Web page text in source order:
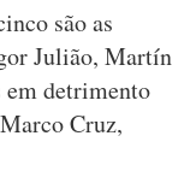
são as
Julião, Martín
em detrimento
Cruz,